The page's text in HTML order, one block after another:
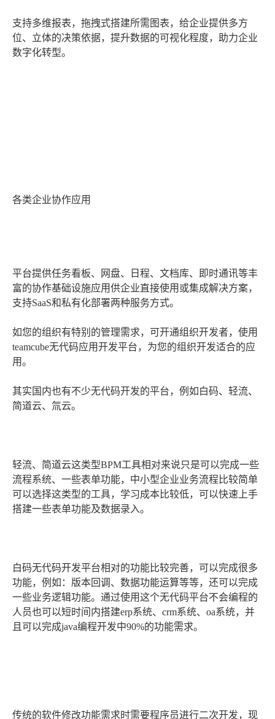
支持多维报表，拖拽式搭建所需图表，给企业提供多方
位、立体的决策依据，提升数据的可视化程度，助力企业
数字化转型。
各类企业协作应用
平台提供任务看板、网盘、日程、文档库、即时通讯等丰
富的协作基础设施应用供企业直接使用或集成解决方案，
支持SaaS和私有化部署两种服务方式。
如您的组织有特别的管理需求，可开通组织开发者，使用
teamcube无代码应用开发平台，为您的组织开发适合的应
用。
其实国内也有不少无代码开发的平台，例如白码、轻流、
简道云、氚云。
轻流、简道云这类型BPM工具相对来说只是可以完成一些
流程系统、一些表单功能，中小型企业业务流程比较简单
可以选择这类型的工具，学习成本比较低，可以快速上手
搭建一些表单功能及数据录入。
白码无代码开发平台相对的功能比较完善，可以完成很多
功能，例如：版本回调、数据功能运算等等，还可以完成
一些业务逻辑功能。通过使用这个无代码平台不会编程的
人员也可以短时间内搭建erp系统、crm系统、oa系统，并
且可以完成java编程开发中90%的功能需求。
传统的软件修改功能需求时需要程序员进行二次开发，现